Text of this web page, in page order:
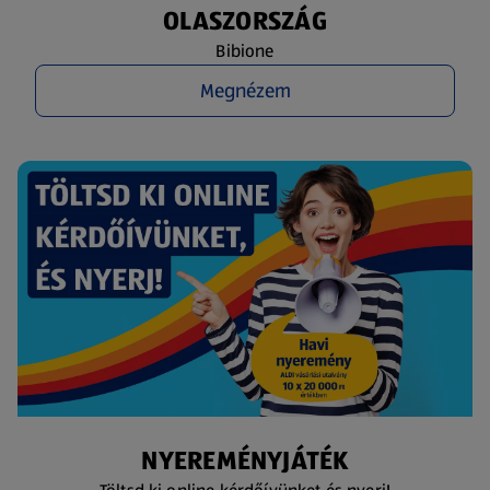
OLASZORSZÁG
Bibione
Megnézem
NYEREMÉNYJÁTÉK